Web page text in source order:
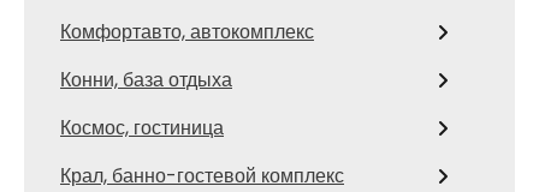
Комфортавто, автокомплекс
Конни, база отдыха
Космос, гостиница
Крал, банно-гостевой комплекс